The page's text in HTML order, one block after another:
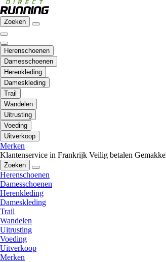
Zoeken
Herenschoenen
Damesschoenen
Herenkleding
Dameskleding
Trail
Wandelen
Uitrusting
Voeding
Uitverkoop
Merken
Klantenservice in Frankrijk Veilig betalen
Zoeken
Herenschoenen
Damesschoenen
Herenkleding
Dameskleding
Trail
Wandelen
Uitrusting
Voeding
Uitverkoop
Merken